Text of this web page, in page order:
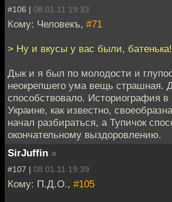
#106 | 08.01.11 19:33
Кому: Человекъ, #71
> Ну и вкусы у вас были,
Дык и я был по молодости и
неокрепшего ума вещь страшная.
способствовало. Историография в
Украине, как известно,
начал разбираться, а Тупичок
окончательному выздоровлению.
SirJuffin »
#107 | 08.01.11 19:39
Кому: П.Д.О., #105